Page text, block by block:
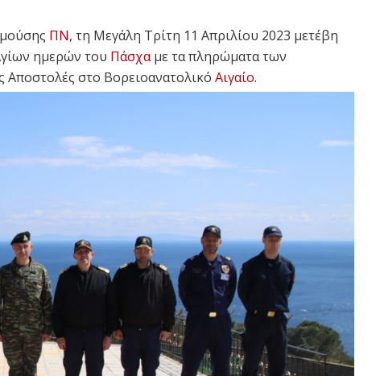
ΠΝ, τη Μεγάλη Τρίτη 11 Απριλίου 2023 μετέβη
ημερών του Πάσχαμε τα πληρώματα των
στο Βορειοανατολικό Αιγαίο.